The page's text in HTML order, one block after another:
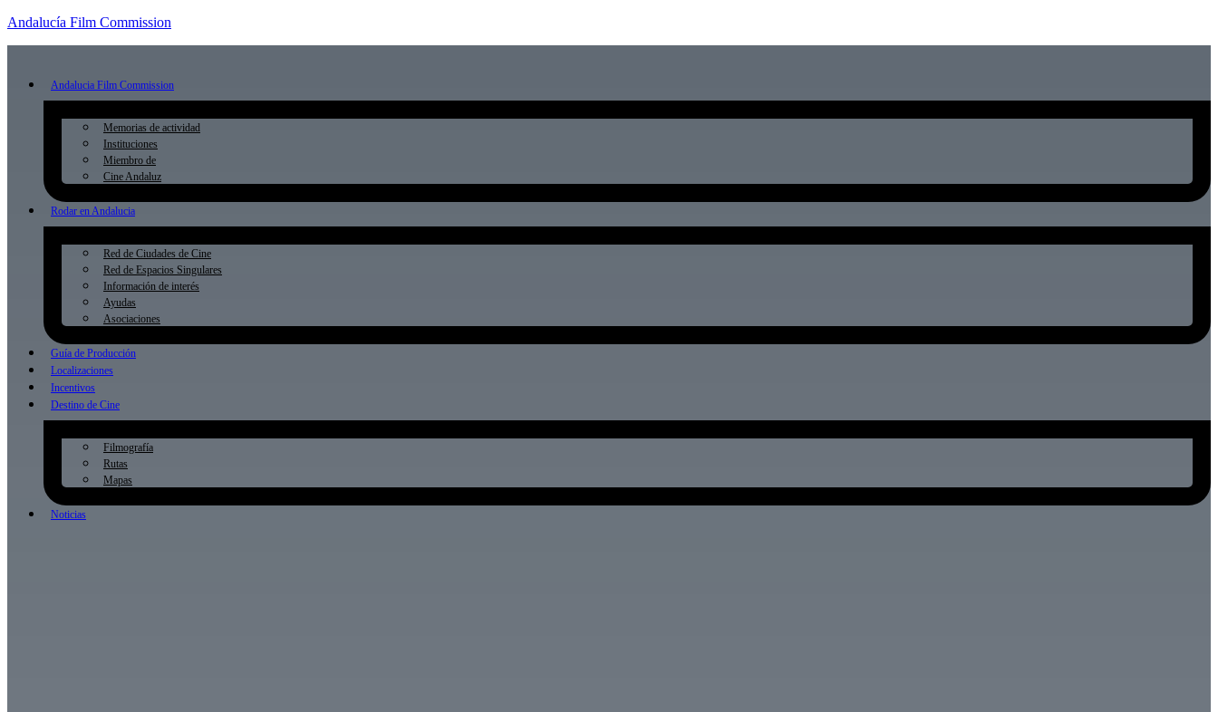
Andalucía Film Commission
Andalucia Film Commission
Memorias de actividad
Instituciones
Miembro de
Cine Andaluz
Rodar en Andalucia
Red de Ciudades de Cine
Red de Espacios Singulares
Información de interés
Ayudas
Asociaciones
Guía de Producción
Localizaciones
Incentivos
Destino de Cine
Filmografía
Rutas
Mapas
Noticias